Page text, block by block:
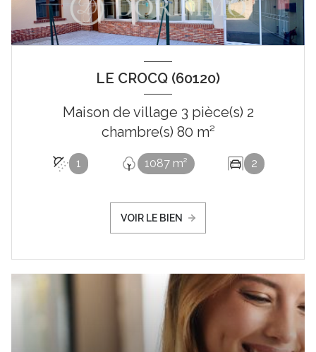
LE CROCQ (60120)
Maison de village 3 pièce(s) 2
chambre(s) 80 m²
1 1087 m² 2
VOIR LE BIEN